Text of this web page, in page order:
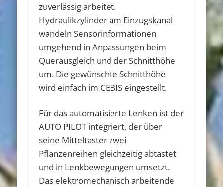
zuverlässig arbeitet.
Hydraulikzylinder am Einzugskanal
wandeln Sensorinformationen
umgehend in Anpassungen beim
Querausgleich und der Schnitthöhe
um. Die gewünschte Schnitthöhe
wird einfach im CEBIS eingestellt.
Für das automatisierte Lenken ist der
AUTO PILOT integriert, der über
seine Mitteltaster zwei
Pflanzenreihen gleichzeitig abtastet
und in Lenkbewegungen umsetzt.
Das elektromechanisch arbeitende